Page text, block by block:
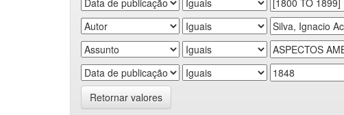
Retornar valores